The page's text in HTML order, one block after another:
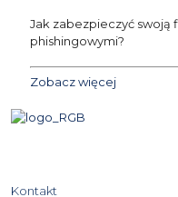
Jak zabezpieczyć swoją
phishingowymi?
Zobacz więcej
Kontakt